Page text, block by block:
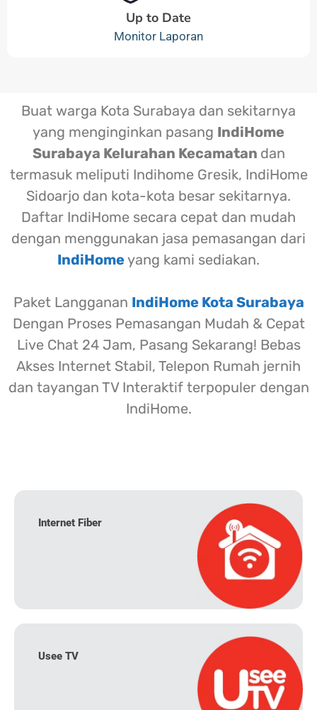
Up to Date
Monitor Laporan
Buat warga Kota Surabaya dan sekitarnya
yang menginginkan pasang IndiHome
Surabaya Kelurahan Kecamatan dan
termasuk meliputi Indihome Gresik, IndiHome
Sidoarjo dan kota-kota besar sekitarnya.
Daftar IndiHome secara cepat dan mudah
dengan menggunakan jasa pemasangan dari
IndiHomeyang kami sediakan.
Paket Langganan IndiHome Kota Surabaya
Dengan Proses Pemasangan Mudah & Cepat
Live Chat 24 Jam, Pasang Sekarang! Bebas
Akses Internet Stabil, Telepon Rumah jernih
dan tayangan TV Interaktif terpopuler dengan
IndiHome.
Internet Fiber
Usee TV